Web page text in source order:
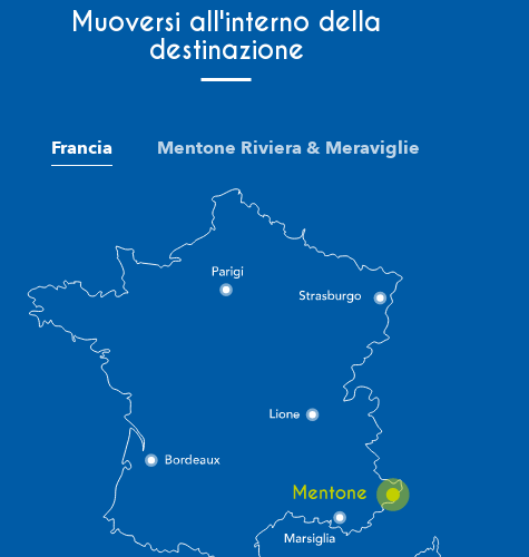
Muoversi all'interno della
destinazione
Francia Mentone Riviera & Meraviglie